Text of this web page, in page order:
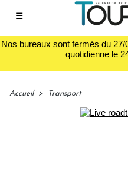
☰
Nos bureaux sont fermés du
quotidienne le
Accueil > Transport